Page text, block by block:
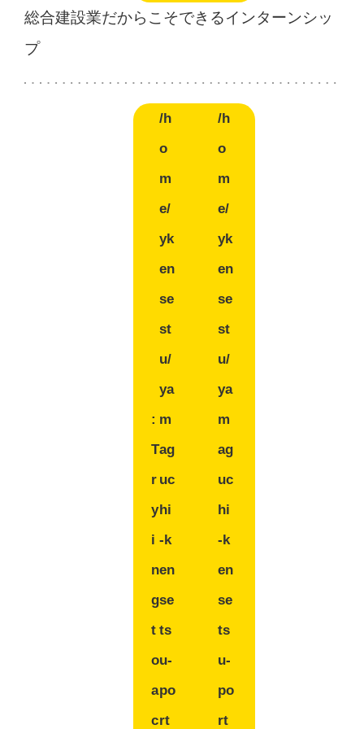
総合建設業だからこそできるインターンシッ
プ
:
T
r
y
i
n
g
t
o
a
c
/h
o
m
e/
yk
en
se
st
u/
ya
m
ag
uc
hi
-k
en
se
ts
u-
po
rt
/h
o
m
e/
yk
en
se
st
u/
ya
m
ag
uc
hi
-k
en
se
ts
u-
po
rt